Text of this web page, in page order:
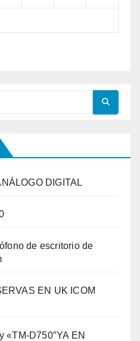
DIGITAL
de escritorio de
EN UK ICOM
«TM-D750″YA EN